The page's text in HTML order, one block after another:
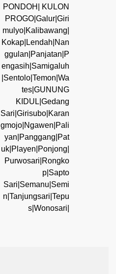
PONDOH| KULON
PROGO|Galur|Giri
mulyo|Kalibawang|
Kokap|Lendah|Nan
ggulan|Panjatan|P
engasih|Samigaluh
|Sentolo|Temon|Wa
tes|GUNUNG
KIDUL|Gedang
Sari|Girisubo|Karan
gmojo|Ngawen|Pali
yan|Panggang|Pat
uk|Playen|Ponjong|
Purwosari|Rongko
p|Sapto
Sari|Semanu|Semi
n|Tanjungsari|Tepu
s|Wonosari|